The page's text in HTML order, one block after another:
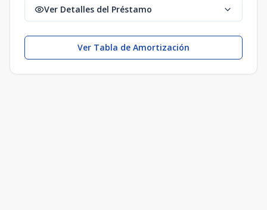
Ver Detalles del Préstamo
Ver Tabla de Amortización